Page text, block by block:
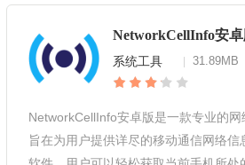
式，满足更多用户需求。2.优化用
NetworkCellInfo安卓
系统工具 31.89MB
NetworkCellInfo安卓版是一款专业的网
旨在为用户提供详尽的移动通信网络信